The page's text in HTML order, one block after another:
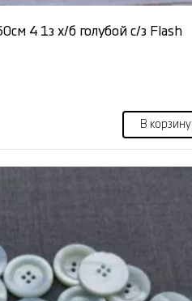
4 1з х/б голубой с/з Flash
В корзину